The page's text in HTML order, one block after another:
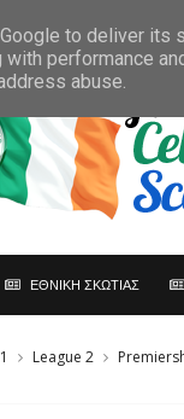
ΕΘΝΙΚΗ ΣΚΩΤΙΑΣ
League 2
to deliver its
with performance
abuse.